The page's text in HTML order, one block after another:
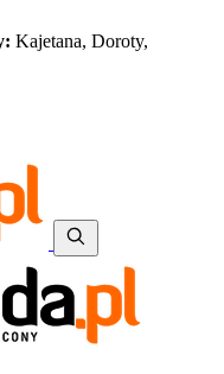
Kajetana, Doroty,